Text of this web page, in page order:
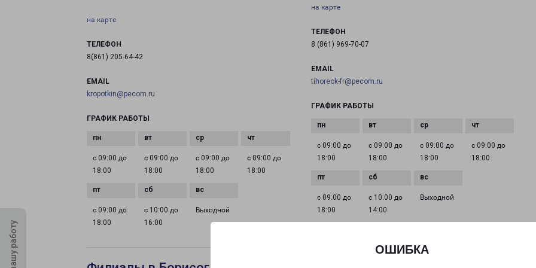
ОШИБКА
на карте
ТЕЛЕФОН
8(861) 205-64-42
EMAIL
kropotkin@pecom.ru
ГРАФИК РАБОТЫ
с 09:00 до
18:00
с 09:00 до
18:00
с 09:00 до
18:00
с 09:00 до
18:00
с 09:00 до
18:00
с 10:00 до
16:00
Выходной
на карте
ТЕЛЕФОН
8 (861) 969-70-07
EMAIL
tihoreck-fr@pecom.ru
ГРАФИК РАБОТЫ
с 09:00 до
18:00
с 09:00 до
18:00
с 09:00 до
18:00
с 09:00 до
18:00
с 09:00 до
18:00
с 10:00 до
14:00
Выходной